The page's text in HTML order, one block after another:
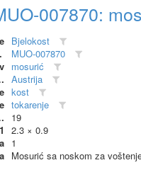
007870:
Bjelokost
MUO-007870
mosurić
Austrija
kost
tokarenje
19
2.3 × 0.9
1
Mosurić sa noskom za